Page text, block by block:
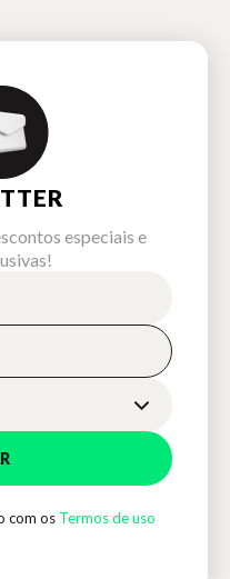
especiais e
com os Termos de uso